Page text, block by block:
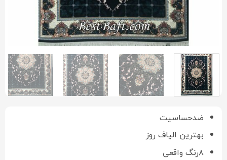
ضدحساسیت
بهترین الیاف روز
۸رنگ واقعی